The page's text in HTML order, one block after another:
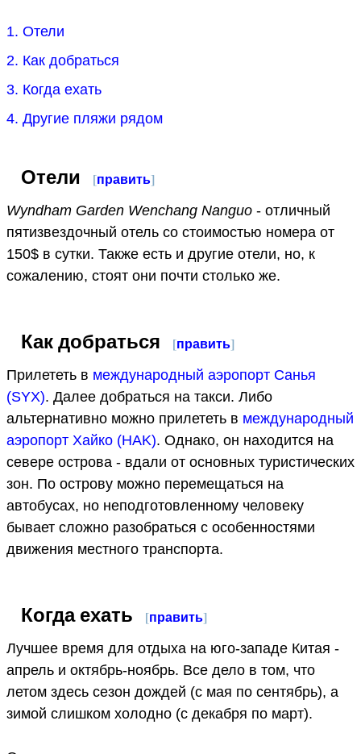
1. Отели
2. Как добраться
3. Когда ехать
4. Другие пляжи рядом
Отели [править]
Wyndham Garden Wenchang Nanguo - отличный
пятизвездочный отель со стоимостью номера от
150$ в сутки. Также есть и другие отели, но, к
сожалению, стоят они почти столько же.
Как добраться [править]
Прилететь в международный аэропорт Санья
(SYX). Далее добраться на такси. Либо
альтернативно можно прилететь в международный
аэропорт Хайко (HAK). Однако, он находится на
севере острова - вдали от основных туристических
зон. По острову можно перемещаться на
автобусах, но неподготовленному человеку
бывает сложно разобраться с особенностями
движения местного транспорта.
Когда ехать [править]
Лучшее время для отдыха на юго-западе Китая -
апрель и октябрь-ноябрь. Все дело в том, что
летом здесь сезон дождей (с мая по сентябрь), а
зимой слишком холодно (с декабря по март).